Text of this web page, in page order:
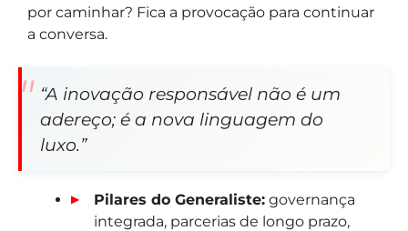
por caminhar? Fica a provocação para continuar
a conversa.
“A inovação responsável não é um
adereço; é a nova linguagem do
luxo.”
Pilares do Generaliste: governança
integrada, parcerias de longo prazo,